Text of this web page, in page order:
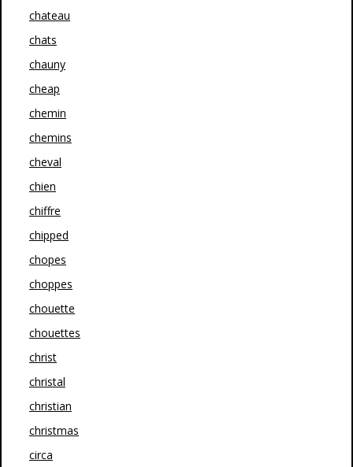
chateau
chats
chauny
cheap
chemin
chemins
cheval
chien
chiffre
chipped
chopes
choppes
chouette
chouettes
christ
christal
christian
christmas
circa